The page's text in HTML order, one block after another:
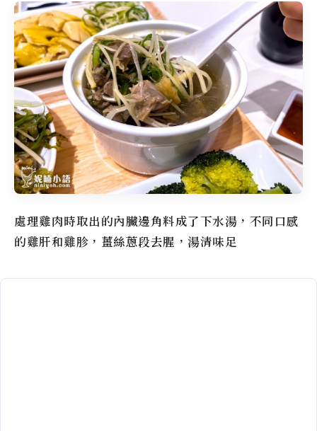
處理雞肉時取出的內臟邊角料成了下水湯，不同口感
的雞肝和雞胗，薑絲蔥段去腥，湯清味足